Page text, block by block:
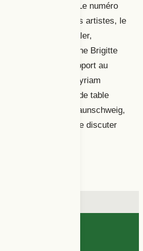
du théâtre ». Le numéro
entretiens avec des artistes, le
« S’approprier, décaler,
La metteure en scène Brigitte
y discute de son rapport au
menée par Myriam
second, sous forme de table
à Stéphane Braunschweig,
et Célie Pauthe de discuter